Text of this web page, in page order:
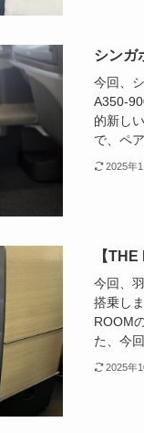
シンガ
今回、
A350-
的新し
で、ペ
2025年
【
今回、
搭乗し
ROOM
た、今
2025年